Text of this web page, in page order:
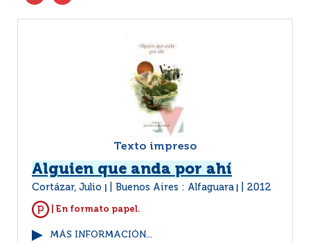
Texto impreso
Alguien que anda por ahí
Cortázar, Julio Buenos Aires : Alfaguara 2012
| En formato papel.
MÁS INFORMACIÓN...